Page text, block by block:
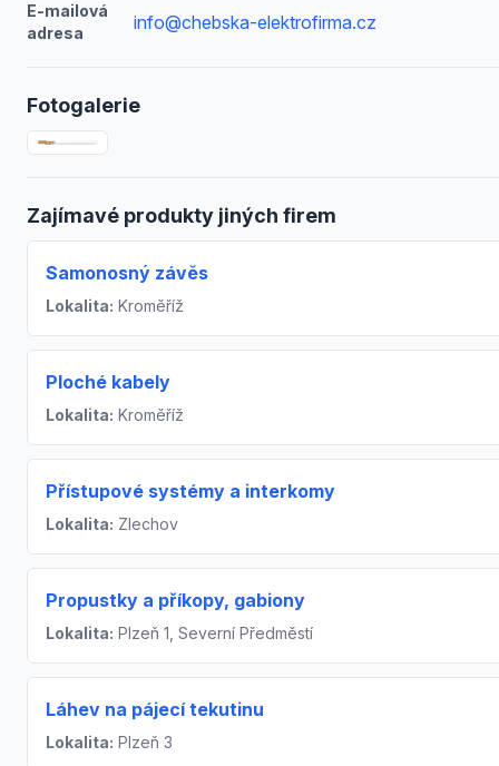
E-mailová
adresa
info@chebska-elektrofirma.cz
Fotogalerie
Zajímavé produkty jiných firem
Samonosný závěs
Lokalita: Kroměříž
Ploché kabely
Lokalita: Kroměříž
Přístupové systémy a interkomy
Lokalita: Zlechov
Propustky a příkopy, gabiony
Lokalita: Plzeň 1, Severní Předměstí
Láhev na pájecí tekutinu
Lokalita: Plzeň 3